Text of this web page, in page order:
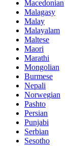
Macedonian
Malagasy
Malay
Malayalam
Maltese
Maori
Marathi
Mongolian
Burmese
Nepali
Norwegian
Pashto
Persian
Punjabi
Serbian
Sesotho